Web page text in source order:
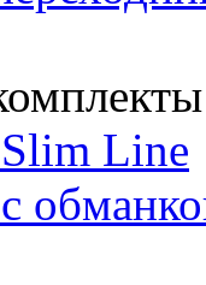
Line